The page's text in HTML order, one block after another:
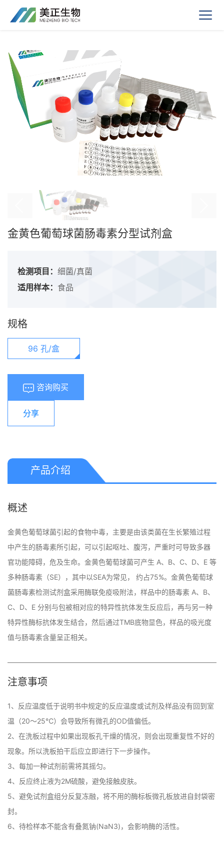
金黄色葡萄球菌肠毒素分型试剂盒
检测项目： 细菌/真菌
适用样本： 食品
规格
96 孔/盒
咨询购买
分享
产品介绍
概述
金黄色葡萄球菌引起的食物中毒，主要是由该类菌在生长繁殖过程
中产生的肠毒素所引起，可以引起呕吐、腹泻，严重时可导致多器
官功能障碍，危及生命。金黄色葡萄球菌可产生 A、B、C、D、E 等
多种肠毒素（SE），其中以SEA为常见， 约占75%。金黄色葡萄球
菌肠毒素检测试剂盒采用酶联免疫吸附法，样品中的肠毒素 A、B、
C、D、E 分别与包被相对应的特异性抗体发生反应后，再与另一种
特异性酶标抗体发生结合，然后通过TMB底物显色，样品的吸光度
值与肠毒素含量呈正相关。
注意事项
1、反应温度低于说明书中规定的反应温度或试剂及样品没有回到室
温（20～25℃）会导致所有微孔的OD值偏低。
2、在洗板过程中如果出现板孔干燥的情况，则会出现重复性不好的
现象。所以洗板拍干后应立即进行下一步操作。
3、每加一种试剂前需将其摇匀。
4、反应终止液为2M硫酸，避免接触皮肤。
5、避免试剂盒组分反复冻融，将不用的酶标板微孔板放进自封袋密
封。
6、待检样本不能含有叠氮钠(NaN3)，会影响酶的活性。